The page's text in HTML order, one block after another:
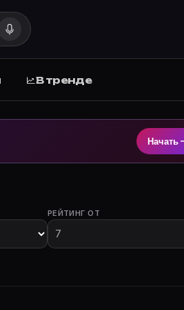
на Movie Planner.
В тренде
Начать
РЕЙТИНГ ОТ